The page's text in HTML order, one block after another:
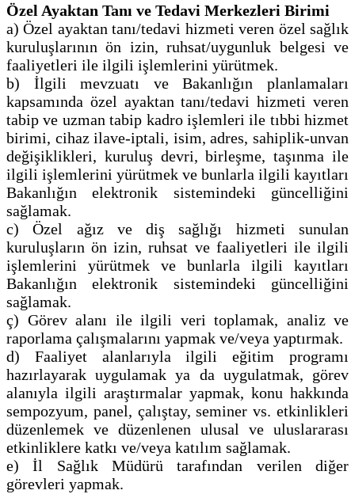
Özel Ayaktan Tanı ve Tedavi Merkezleri Birimi
a) Özel ayaktan tanı/tedavi hizmeti veren özel sağlık
kuruluşlarının ön izin, ruhsat/uygunluk belgesi ve
faaliyetleri ile ilgili işlemlerini yürütmek.
b) İlgili mevzuatı ve Bakanlığın planlamaları
kapsamında özel ayaktan tanı/tedavi hizmeti veren
tabip ve uzman tabip kadro işlemleri ile tıbbi hizmet
birimi, cihaz ilave-iptali, isim, adres, sahiplik-unvan
değişiklikleri, kuruluş devri, birleşme, taşınma ile
ilgili işlemlerini yürütmek ve bunlarla ilgili kayıtları
Bakanlığın elektronik sistemindeki güncelliğini
sağlamak.
c) Özel ağız ve diş sağlığı hizmeti sunulan
kuruluşların ön izin, ruhsat ve faaliyetleri ile ilgili
işlemlerini yürütmek ve bunlarla ilgili kayıtları
Bakanlığın elektronik sistemindeki güncelliğini
sağlamak.
ç) Görev alanı ile ilgili veri toplamak, analiz ve
raporlama çalışmalarını yapmak ve/veya yaptırmak.
d) Faaliyet alanlarıyla ilgili eğitim programı
hazırlayarak uygulamak ya da uygulatmak, görev
alanıyla ilgili araştırmalar yapmak, konu hakkında
sempozyum, panel, çalıştay, seminer vs. etkinlikleri
düzenlemek ve düzenlenen ulusal ve uluslararası
etkinliklere katkı ve/veya katılım sağlamak.
e) İl Sağlık Müdürü tarafından verilen diğer
görevleri yapmak.